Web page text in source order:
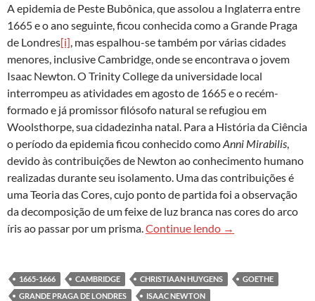
A epidemia de Peste Bubônica, que assolou a Inglaterra entre
1665 e o ano seguinte, ficou conhecida como a Grande Praga
de Londres[i], mas espalhou-se também por várias cidades
menores, inclusive Cambridge, onde se encontrava o jovem
Isaac Newton. O Trinity College da universidade local
interrompeu as atividades em agosto de 1665 e o recém-
formado e já promissor filósofo natural se refugiou em
Woolsthorpe, sua cidadezinha natal. Para a História da Ciência
o período da epidemia ficou conhecido comoAnni Mirabilis,
devido às contribuições de Newton ao conhecimento humano
realizadas durante seu isolamento. Uma das contribuições é
uma Teoria das Cores, cujo ponto de partida foi a observação
da decomposição de um feixe de luz branca nas cores do arco
íris ao passar por um prisma.Continue lendo As cores ao longo
→
1665-1666 CAMBRIDGE CHRISTIAAN HUYGENS
GOETHE
GRANDE PRAGA DE LONDRES
ISAAC NEWTON